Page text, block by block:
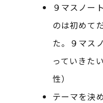
９マスノー
のは初めて
た。９マス
っていきた
性）
テーマを決